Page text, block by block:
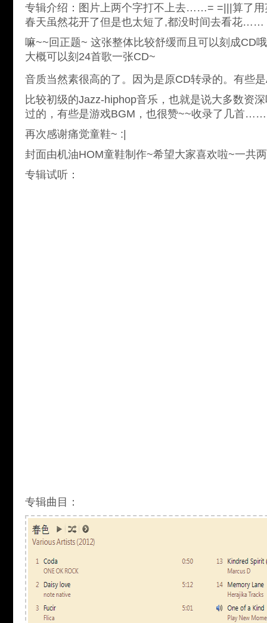
专辑介绍：图片上两个字打不上去……= =|||算了用
春天虽然花开了但是也太短了,都没时间去看
嘛~~回正题~ 这张整体比较舒缓而且可以刻成CD
大概可以刻24首歌一张CD~
音质当然素很高的了。因为是原CD转录的。有些
比较初级的Jazz-hiphop音乐，也就是说大多数资
过的，有些是游戏BGM，也很赞~~收录了几首……
再次感谢痛觉童鞋~ :|
封面由机油HOM童鞋制作~希望大家喜欢啦~一共
专辑试听：
专辑曲目：